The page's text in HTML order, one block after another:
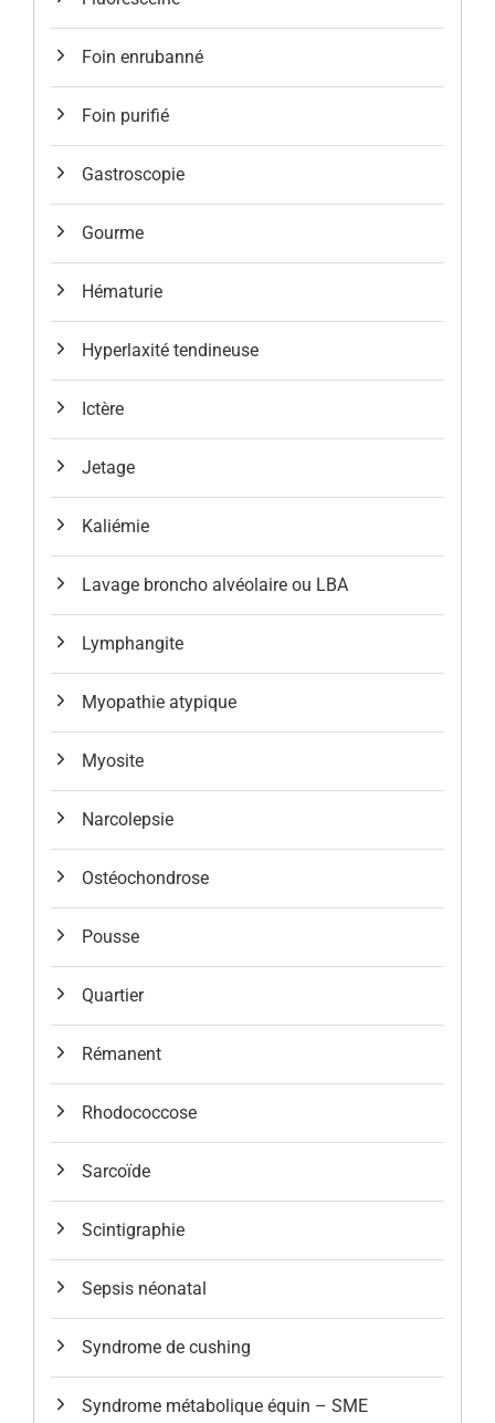
Foin enrubanné
Foin purifié
Gastroscopie
Gourme
Hématurie
Hyperlaxité tendineuse
Ictère
Jetage
Kaliémie
Lavage broncho alvéolaire ou LBA
Lymphangite
Myopathie atypique
Myosite
Narcolepsie
Ostéochondrose
Pousse
Quartier
Rémanent
Rhodococcose
Sarcoïde
Scintigraphie
Sepsis néonatal
Syndrome de cushing
Syndrome métabolique équin – SME